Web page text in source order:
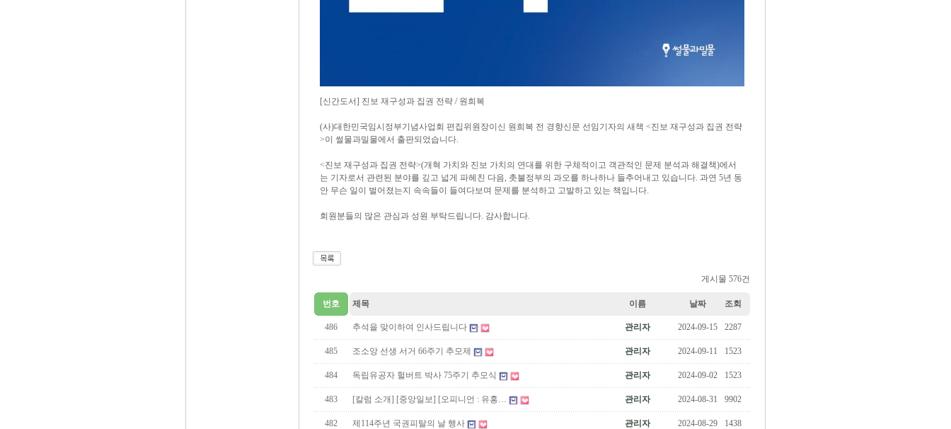
[신간도서] 진보 재구성과 집권 전략 / 원희복
(사)대한민국임시정부기념사업회 편집위원장이신 원희복 전 경향신문 선임기자의 새책 <진보 재구성과 집권 전략
>이 썰물과밀물에서 출판되었습니다.
<진보 재구성과 집권 전략>(개혁 가치와 진보 가치의 연대를 위한 구체적이고 객관적인 문제 분석과 해결책)에서
는 기자로서 관련된 분야를 깊고 넓게 파헤친 다음, 촛불정부의 과오를 하나하나 들추어내고 있습니다. 과연 5년 동
안 무슨 일이 벌어졌는지 속속들이 들여다보며 문제를 분석하고 고발하고 있는 책입니다.
회원분들의 많은 관심과 성원 부탁드립니다. 감사합니다.
게시물 576건
번호 제목 이름 날짜 조회
486 추석을 맞이하여 인사드립니다 관리자 2024-09-15 2287
485 조소앙 선생 서거 66주기 추모제 관리자 2024-09-11 1523
484 독립유공자 헐버트 박사 75주기 추모식 관리자 2024-09-02 1523
483 [칼럼 소개] [중앙일보] [오피니언 : 유홍… 관리자 2024-08-31 9902
482 제114주년 국권피탈의 날 행사 관리자 2024-08-29 1438